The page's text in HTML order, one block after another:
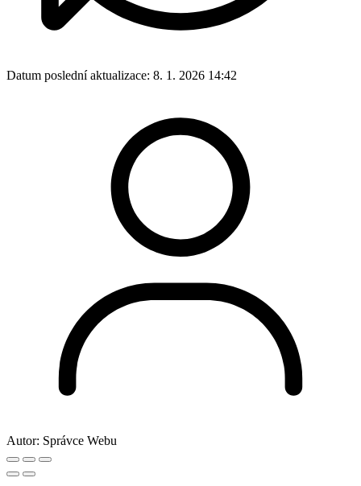
Datum poslední aktualizace: 8. 1. 2026 14:42
Autor: Správce Webu